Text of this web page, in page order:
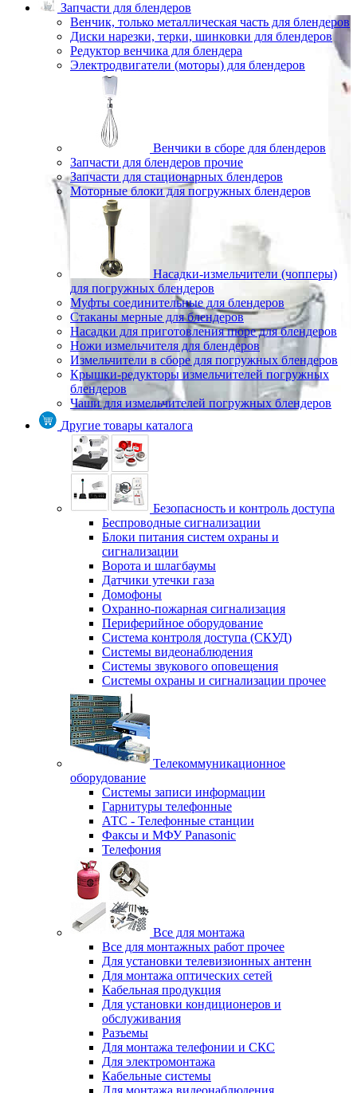
Запчасти для блендеров
Венчик, только металлическая часть для блендеров
Диски нарезки, терки, шинковки для блендеров
Редуктор венчика для блендера
Электродвигатели (моторы) для блендеров
Венчики в сборе для блендеров
Запчасти для блендеров прочие
Запчасти для стационарных блендеров
Моторные блоки для погружных блендеров
Насадки-измельчители (чопперы)
для погружных блендеров
Муфты соединительные для блендеров
Стаканы мерные для блендеров
Насадки для приготовления пюре для блендеров
Ножи измельчителя для блендеров
Измельчители в сборе для погружных блендеров
Крышки-редукторы измельчителей погружных
блендеров
Чаши для измельчителей погружных блендеров
Другие товары каталога
Безопасность и контроль доступа
Беспроводные сигнализации
Блоки питания систем охраны и
сигнализации
Ворота и шлагбаумы
Датчики утечки газа
Домофоны
Охранно-пожарная сигнализация
Периферийное оборудование
Система контроля доступа (СКУД)
Системы видеонаблюдения
Системы звукового оповещения
Системы охраны и сигнализации прочее
Телекоммуникационное
оборудование
Системы записи информации
Гарнитуры телефонные
АТС - Телефонные станции
Факсы и МФУ Panasonic
Телефония
Все для монтажа
Все для монтажных работ прочее
Для установки телевизионных антенн
Для монтажа оптических сетей
Кабельная продукция
Для установки кондиционеров и
обслуживания
Разъемы
Для монтажа телефонии и СКС
Для электромонтажа
Кабельные системы
Для монтажа видеонаблюдения